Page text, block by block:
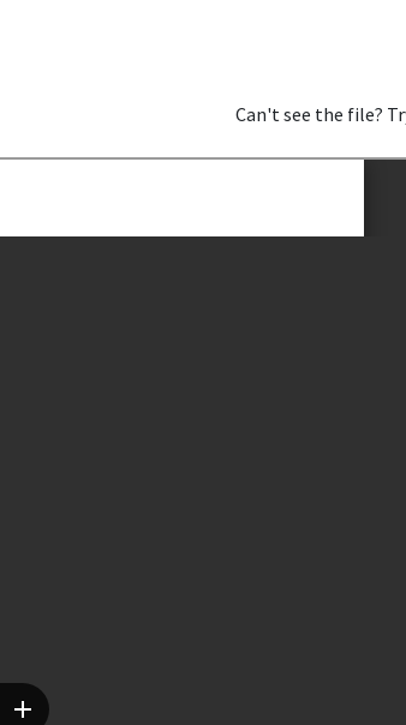
Can't see the file?